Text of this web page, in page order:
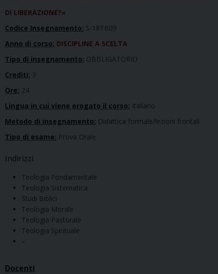
DI LIBERAZIONE?»
Codice Insegnamento: S-18TB09
Anno di corso: DISCIPLINE A SCELTA
Tipo di insegnamento: OBBLIGATORIO
Crediti: 3
Ore: 24
Lingua in cui viene erogato il corso: Italiano
Metodo di insegnamento: Didattica formale/lezioni frontali
Tipo di esame: Prova Orale
Indirizzi
Teologia Fondamentale
Teologia Sistematica
Studi Biblici
Teologia Morale
Teologia Pastorale
Teologia Spirituale
–
Docenti